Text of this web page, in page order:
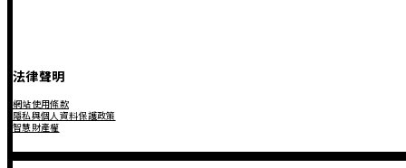
法律聲明
網站使用條款
隱私與個人資料保護政策
智慧財產權